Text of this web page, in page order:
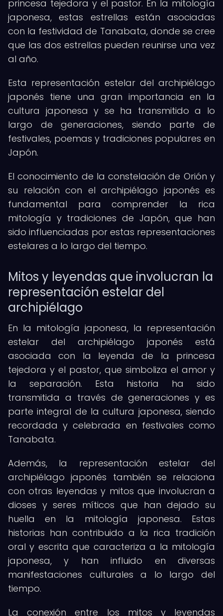
princesa tejedora y el pastor. En la mitología
japonesa, estas estrellas están asociadas
con la festividad de Tanabata, donde se cree
que las dos estrellas pueden reunirse una vez
al año.
Esta representación estelar del archipiélago
japonés tiene una gran importancia en la
cultura japonesa y se ha transmitido a lo
largo de generaciones, siendo parte de
festivales, poemas y tradiciones populares en
Japón.
El conocimiento de la constelación de Orión y
su relación con el archipiélago japonés es
fundamental para comprender la rica
mitología y tradiciones de Japón, que han
sido influenciadas por estas representaciones
estelares a lo largo del tiempo.
Mitos y leyendas que involucran la
representación estelar del
archipiélago
En la mitología japonesa, la representación
estelar del archipiélago japonés está
asociada con la leyenda de la princesa
tejedora y el pastor, que simboliza el amor y
la separación. Esta historia ha sido
transmitida a través de generaciones y es
parte integral de la cultura japonesa, siendo
recordada y celebrada en festivales como
Tanabata.
Además, la representación estelar del
archipiélago japonés también se relaciona
con otras leyendas y mitos que involucran a
dioses y seres míticos que han dejado su
huella en la mitología japonesa. Estas
historias han contribuido a la rica tradición
oral y escrita que caracteriza a la mitología
japonesa, y han influido en diversas
manifestaciones culturales a lo largo del
tiempo.
La conexión entre los mitos y leyendas